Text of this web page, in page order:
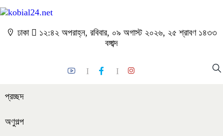
ঢাকা
১২:৪২ অপরাহ্ন, রবিবার, ০৯ অগাস্ট ২০২৬, ২৫ শ্রাবণ ১৪৩৩
বঙ্গাব্দ
প্রচ্ছদ
অণুগল্প